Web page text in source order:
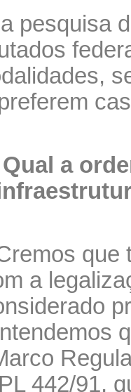
pesquisa
a
a
442/91,